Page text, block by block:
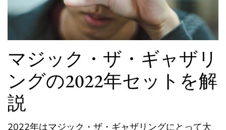
マジック・ザ・ギャザリ
ングの2022年セットを解
説
2022年はマジック・ザ・ギャザリングにとって大